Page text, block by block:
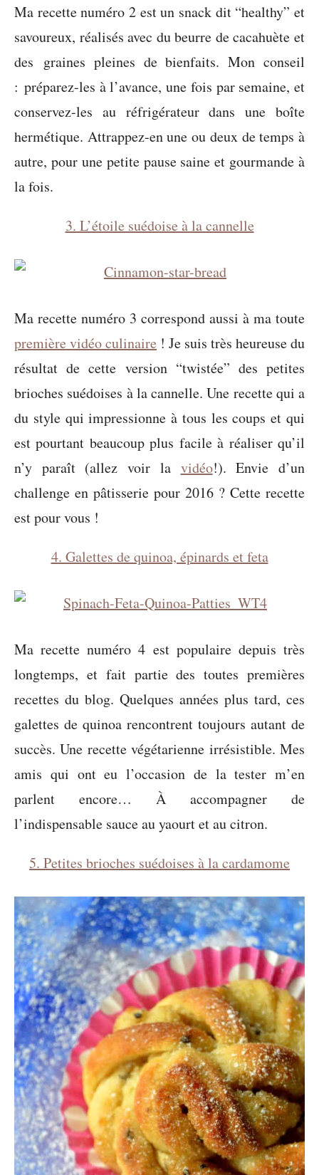
Ma recette numéro 2 est un snack dit “healthy” et
savoureux, réalisés avec du beurre de cacahuète et
des graines pleines de bienfaits. Mon conseil
: préparez-les à l’avance, une fois par semaine, et
conservez-les au réfrigérateur dans une boîte
hermétique. Attrappez-en une ou deux de temps à
autre, pour une petite pause saine et gourmande à
la fois.
3. L’étoile suédoise à la cannelle
Ma recette numéro 3 correspond aussi à ma toute
première vidéo culinaire ! Je suis très heureuse du
résultat de cette version “twistée” des petites
brioches suédoises à la cannelle. Une recette qui a
du style qui impressionne à tous les coups et qui
est pourtant beaucoup plus facile à réaliser qu’il
n’y paraît (allez voir la vidéo!). Envie d’un
challenge en pâtisserie pour 2016 ? Cette recette
est pour vous !
4. Galettes de quinoa, épinards et feta
Ma recette numéro 4 est populaire depuis très
longtemps, et fait partie des toutes premières
recettes du blog. Quelques années plus tard, ces
galettes de quinoa rencontrent toujours autant de
succès. Une recette végétarienne irrésistible. Mes
amis qui ont eu l’occasion de la tester m’en
parlent encore… À accompagner de
l’indispensable sauce au yaourt et au citron.
5. Petites brioches suédoises à la cardamome